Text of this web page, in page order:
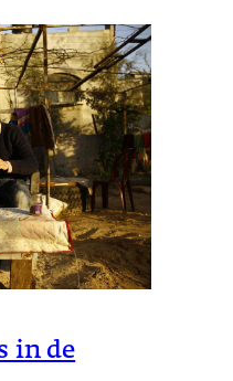
in de